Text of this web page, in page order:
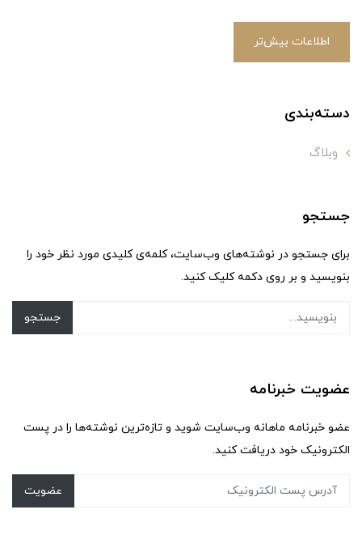
اطلاعات بیش‌تر
دسته‌بندی
وبلاگ
جستجو
برای جستجو در نوشته‌های وب‌سایت، کلمه‌ی کلیدی مورد نظر خود را
بنویسید و بر روی دکمه کلیک کنید.
جستجو
عضویت خبرنامه
عضو خبرنامه ماهانه وب‌سایت شوید و تازه‌ترین نوشته‌ها را در پست
الکترونیک خود دریافت کنید.
عضویت